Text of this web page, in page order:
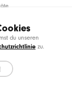
in unseren
nicht
begrenzten
Gerät
du unseren
zu.
to see
CONTINUE